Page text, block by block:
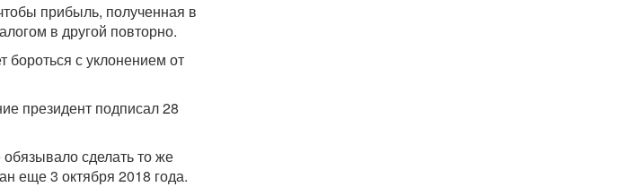
прибыль, полученная в
в другой повторно.
бороться с уклонением от
президент подписал 28
сделать то же
еще 3 октября 2018 года.